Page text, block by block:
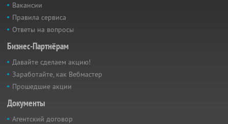
Вакансии
Правила сервиса
Ответы на вопросы
Бизнес-Партнёрам
Давайте сделаем акцию!
Заработайте, как Вебмастер
Прошедшие акции
Документы
Агентский договор